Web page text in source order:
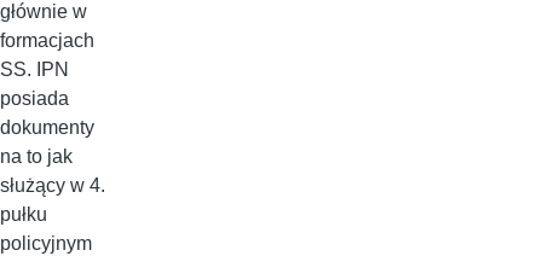
głównie w
formacjach
SS. IPN
posiada
dokumenty
na to jak
służący w 4.
pułku
policyjnym